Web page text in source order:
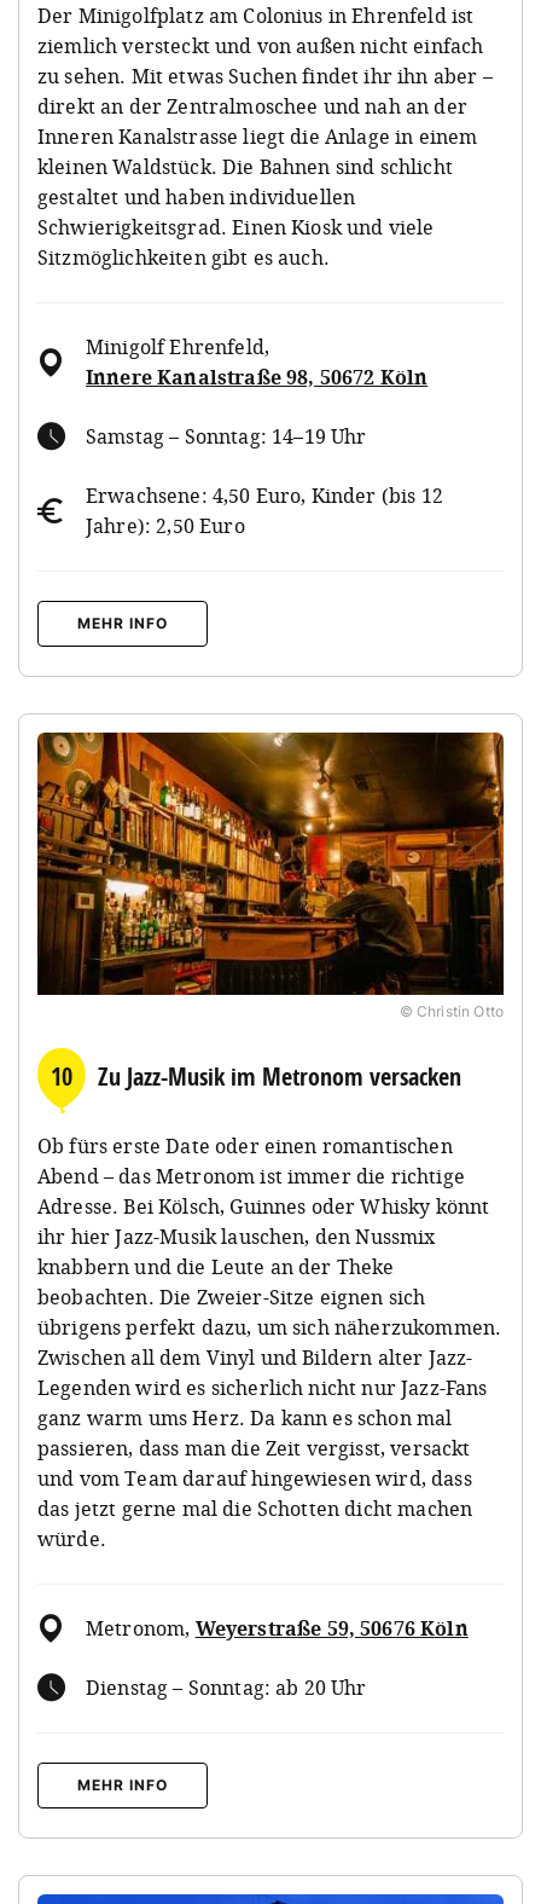
Der Minigolfplatz am Colonius in Ehrenfeld ist
ziemlich versteckt und von außen nicht einfach
zu sehen. Mit etwas Suchen findet ihr ihn aber –
direkt an der Zentralmoschee und nah an der
Inneren Kanalstrasse liegt die Anlage in einem
kleinen Waldstück. Die Bahnen sind schlicht
gestaltet und haben individuellen
Schwierigkeitsgrad. Einen Kiosk und viele
Sitzmöglichkeiten gibt es auch.
Minigolf Ehrenfeld,
Innere Kanalstraße 98, 50672 Köln
Samstag – Sonntag: 14–19 Uhr
Erwachsene: 4,50 Euro, Kinder (bis 12
Jahre): 2,50 Euro
MEHR INFO
© Christin Otto
10 Zu Jazz-Musik im Metronom versacken
Ob fürs erste Date oder einen romantischen
Abend – das Metronom ist immer die richtige
Adresse. Bei Kölsch, Guinnes oder Whisky könnt
ihr hier Jazz-Musik lauschen, den Nussmix
knabbern und die Leute an der Theke
beobachten. Die Zweier-Sitze eignen sich
übrigens perfekt dazu, um sich näherzukommen.
Zwischen all dem Vinyl und Bildern alter Jazz-
Legenden wird es sicherlich nicht nur Jazz-Fans
ganz warm ums Herz. Da kann es schon mal
passieren, dass man die Zeit vergisst, versackt
und vom Team darauf hingewiesen wird, dass
das jetzt gerne mal die Schotten dicht machen
würde.
Metronom, Weyerstraße 59, 50676 Köln
Dienstag – Sonntag: ab 20 Uhr
MEHR INFO